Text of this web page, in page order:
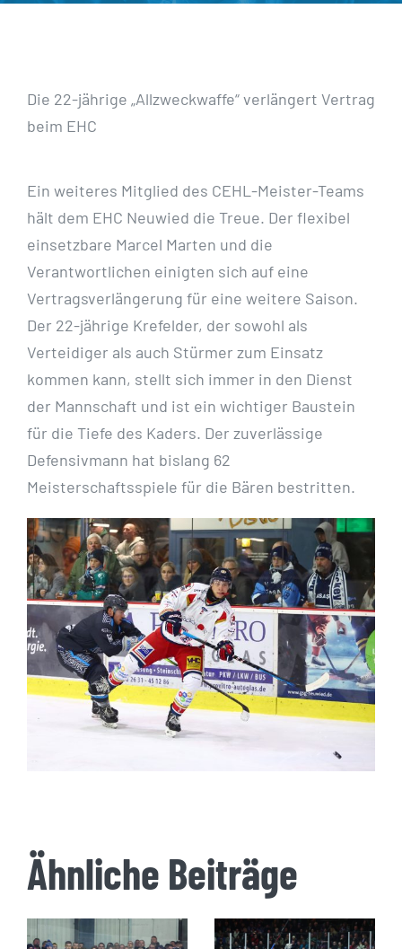
Die 22-jährige „Allzweckwaffe“ verlängert Vertrag
beim EHC
Ein weiteres Mitglied des CEHL-Meister-Teams
hält dem EHC Neuwied die Treue. Der flexibel
einsetzbare Marcel Marten und die
Verantwortlichen einigten sich auf eine
Vertragsverlängerung für eine weitere Saison.
Der 22-jährige Krefelder, der sowohl als
Verteidiger als auch Stürmer zum Einsatz
kommen kann, stellt sich immer in den Dienst
der Mannschaft und ist ein wichtiger Baustein
für die Tiefe des Kaders. Der zuverlässige
Defensivmann hat bislang 62
Meisterschaftsspiele für die Bären bestritten.
Ähnliche Beiträge